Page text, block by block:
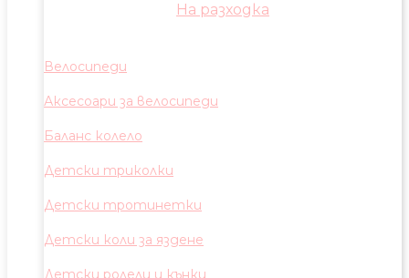
На разходка
Велосипеди
Аксесоари за велосипеди
Баланс колело
Детски триколки
Детски тротинетки
Детски коли за яздене
Детски ролели и кънки